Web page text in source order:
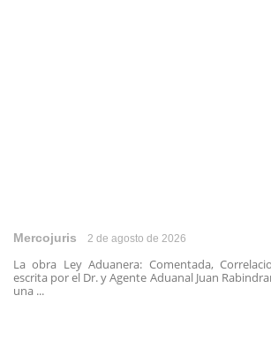
Mercojuris 2 de agosto de 2026
La obra Ley Aduanera: Comentada,
escrita por el Dr. y Agente Aduanal Juan
una ...